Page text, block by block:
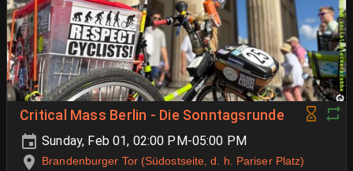
Critical Mass Berlin - Die Sonntagsrunde
Sunday, Feb 01, 02:00 PM-05:00 PM
Brandenburger Tor (Südostseite, d. h. Pariser Platz)